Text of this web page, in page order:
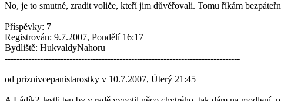
No, je to smutné, zradit voliče, kteří jim důvěřovali. Tomu říkám
Příspěvky: 7
Registrován: 9.7.2007, Pondělí 16:17
Bydliště: HukvaldyNahoru
--------------------------------------------------------------------------------
od priznivcepanistarostky v 10.7.2007, Úterý 21:45